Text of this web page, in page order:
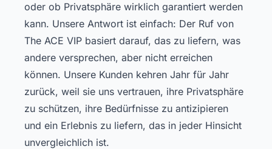
oder ob Privatsphäre wirklich garantiert werden
kann. Unsere Antwort ist einfach: Der Ruf von
The ACE VIP basiert darauf, das zu liefern, was
andere versprechen, aber nicht erreichen
können. Unsere Kunden kehren Jahr für Jahr
zurück, weil sie uns vertrauen, ihre Privatsphäre
zu schützen, ihre Bedürfnisse zu antizipieren
und ein Erlebnis zu liefern, das in jeder Hinsicht
unvergleichlich ist.